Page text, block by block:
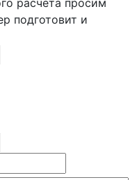
расчета просим
подготовит и